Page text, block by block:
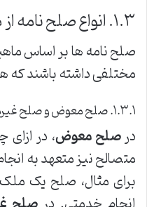
۱.۳. انواع صلح نامه از منظر ماهیت و کارکرد
صلح نامه ها بر اساس
مختلفی داشته باشند که
۱.۳.۱. صلح معوض و صلح غیرمعوض
درصلح معوض، در
متصالح نیز متعهد به
برای مثال، صلح یک ملک